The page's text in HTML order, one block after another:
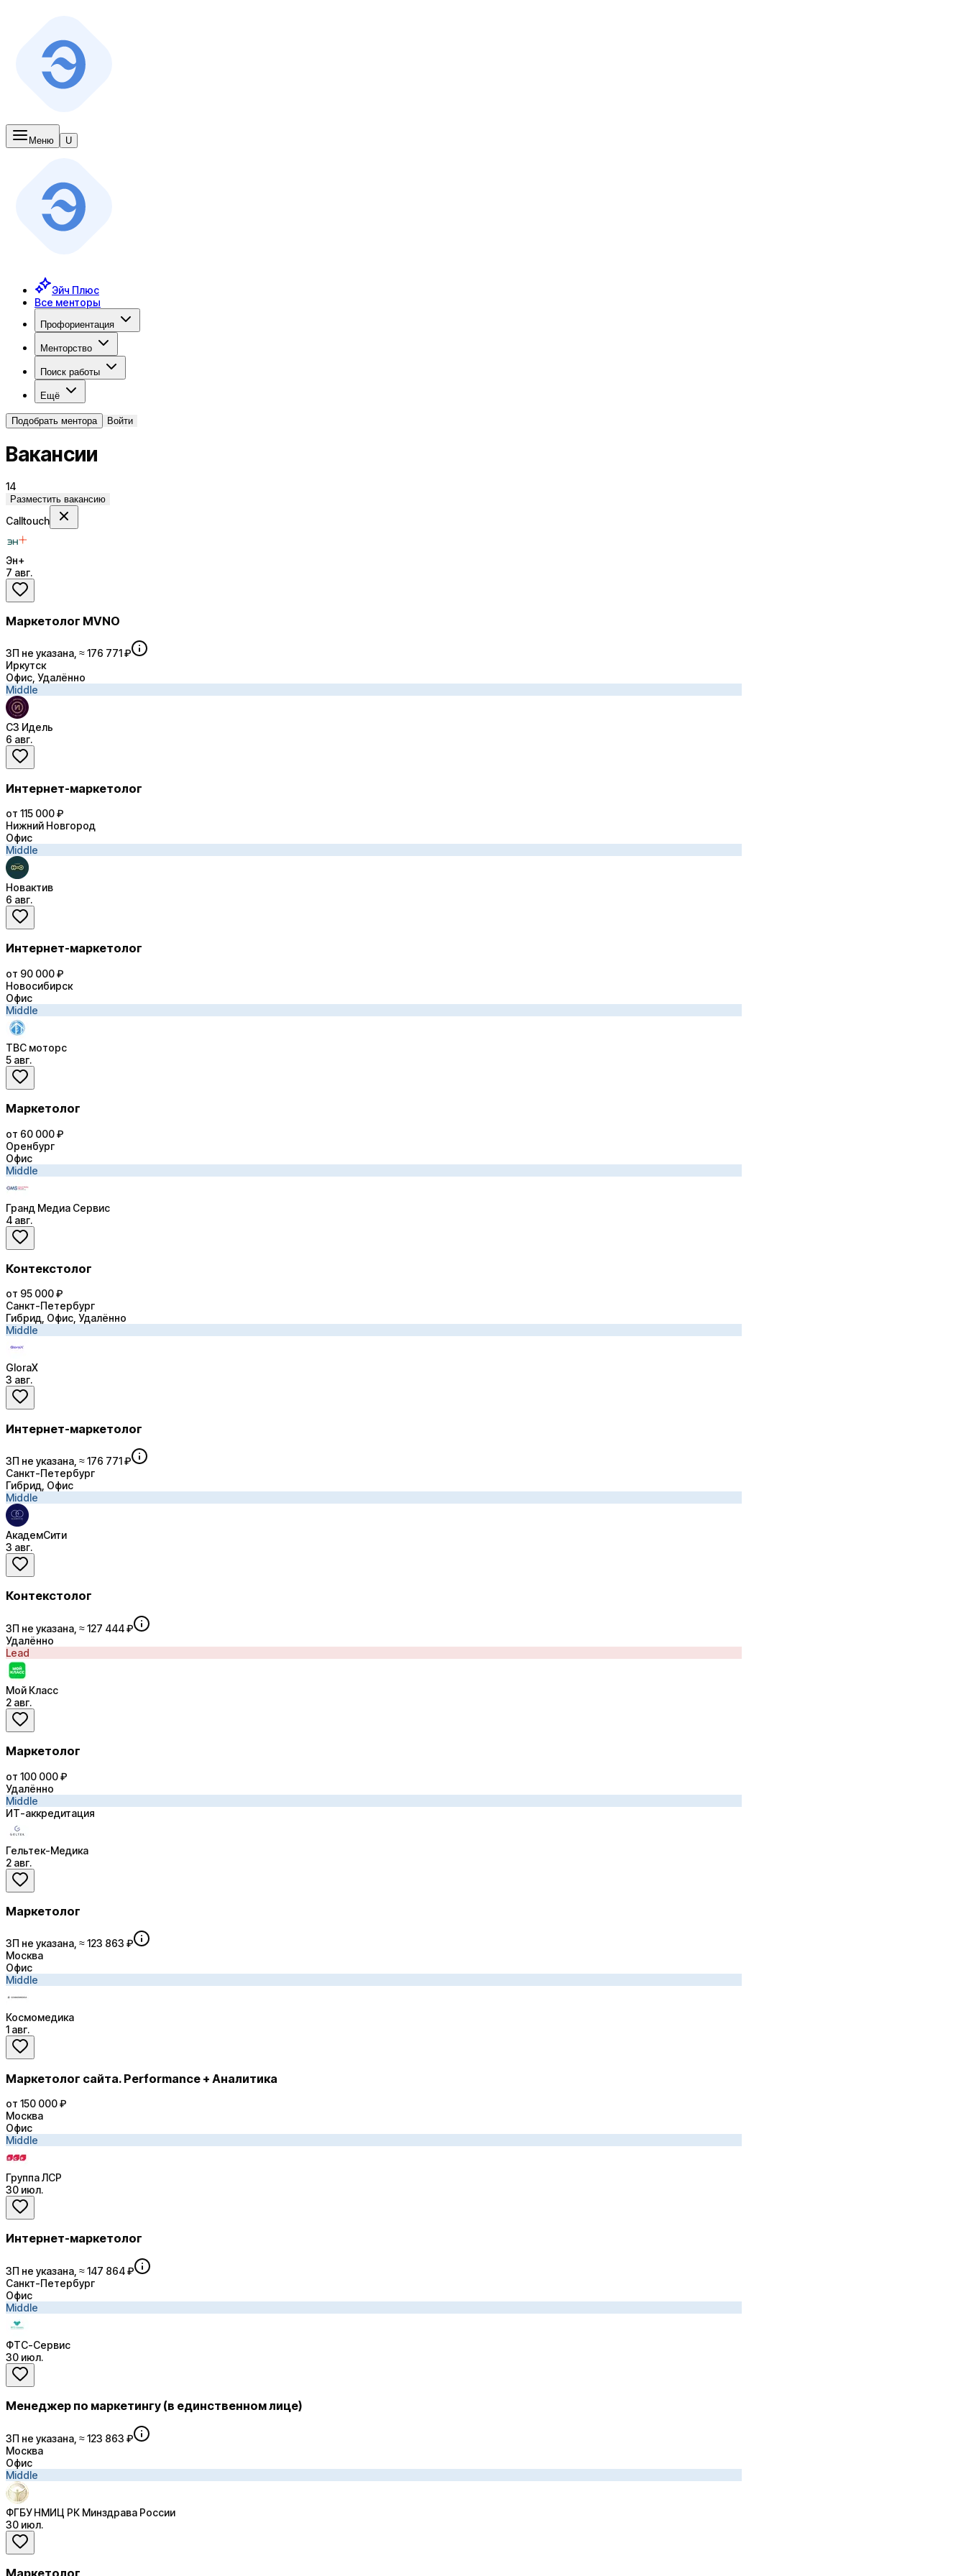
Меню U
Эйч Плюс
Все менторы
Профориентация
Менторство
Поиск работы
Ещё
Подобрать ментора Войти
Вакансии
14
Разместить вакансию
Calltouch
Эн+
7 авг.
Маркетолог MVNO
ЗП не указана, ≈ 176 771 ₽
Иркутск
Офис, Удалённо
Middle
СЗ Идель
6 авг.
Интернет-маркетолог
от 115 000 ₽
Нижний Новгород
Офис
Middle
Новактив
6 авг.
Интернет-маркетолог
от 90 000 ₽
Новосибирск
Офис
Middle
ТВС моторс
5 авг.
Маркетолог
от 60 000 ₽
Оренбург
Офис
Middle
Гранд Медиа Сервис
4 авг.
Контекстолог
от 95 000 ₽
Санкт-Петербург
Гибрид, Офис, Удалённо
Middle
GloraX
3 авг.
Интернет-маркетолог
ЗП не указана, ≈ 176 771 ₽
Санкт-Петербург
Гибрид, Офис
Middle
АкадемСити
3 авг.
Контекстолог
ЗП не указана, ≈ 127 444 ₽
Удалённо
Lead
Мой Класс
2 авг.
Маркетолог
от 100 000 ₽
Удалённо
Middle
ИТ-аккредитация
Гельтек-Медика
2 авг.
Маркетолог
ЗП не указана, ≈ 123 863 ₽
Москва
Офис
Middle
Космомедика
1 авг.
Маркетолог сайта. Performance + Аналитика
от 150 000 ₽
Москва
Офис
Middle
Группа ЛСР
30 июл.
Интернет-маркетолог
ЗП не указана, ≈ 147 864 ₽
Санкт-Петербург
Офис
Middle
ФТС-Сервис
30 июл.
Менеджер по маркетингу (в единственном лице)
ЗП не указана, ≈ 123 863 ₽
Москва
Офис
Middle
ФГБУ НМИЦ РК Минздрава России
30 июл.
Маркетолог